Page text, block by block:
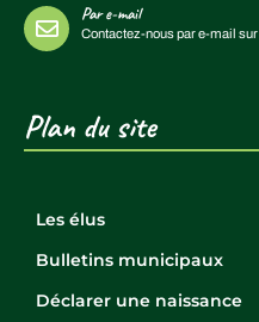
Par e-mail
Contactez-nous par e-mail sur
Plan du site
Les élus
Bulletins municipaux
Déclarer une naissance